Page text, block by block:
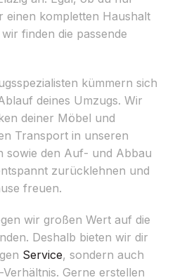
einen kompletten Haushalt
finden die passende
kümmern sich
deines Umzugs. Wir
deiner Möbel und
Transport in unseren
sowie den Auf- und Abbau
zurücklehnen und
freuen.
wir großen Wert auf die
Deshalb bieten wir dir
Service, sondern auch
Gerne erstellen